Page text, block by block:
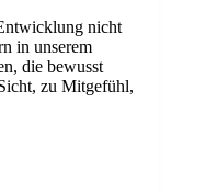
nicht
in unserem
die bewusst
zu Mitgefühl,